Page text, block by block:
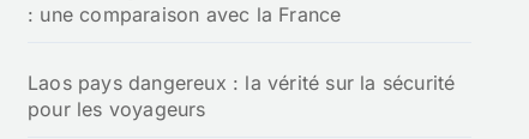
: une comparaison avec la France
Laos pays dangereux : la vérité sur la sécurité
pour les voyageurs